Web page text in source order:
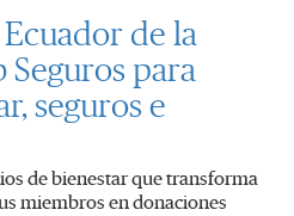
de la
Seguros para
seguros e
de bienestar que transforma
miembros en donaciones